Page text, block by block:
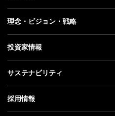
プレスリリース
更新情報
記者説明会
企業情報 トップ
社長メッセージ
事業紹介
ガバナンス
理念・ビジョン・戦略
理念・ビジョン・戦略 トップ
成長戦略「Activate AI for
人材戦略
投資家情報
投資家情報 トップ
経営方針
サステナビリティ
サステナビリティ トップ
採用情報